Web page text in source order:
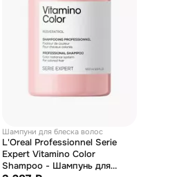
Шампуни для блеска волос
L'Oreal Professionnel Serie
Expert Vitamino Color
Shampoo - Шампунь для